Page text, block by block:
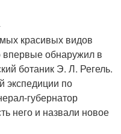
красивых видов
впервые обнаружил в
ботаник Э. Л. Регель.
экспедиции по
губернатор
него и назвали новое